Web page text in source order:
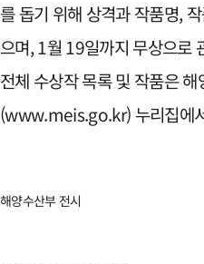
를 돕기 위해 상격과 작품명,
으며, 1월 19일까지 무상으로
전체 수상작 목록 및 작품은 해
(www.meis.go.kr) 누리집에
해양수산부 전시